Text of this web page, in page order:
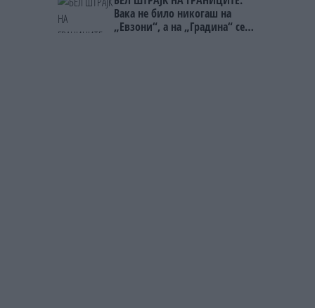
Вака не било никогаш на
„Евзони“, а на „Градина“ се